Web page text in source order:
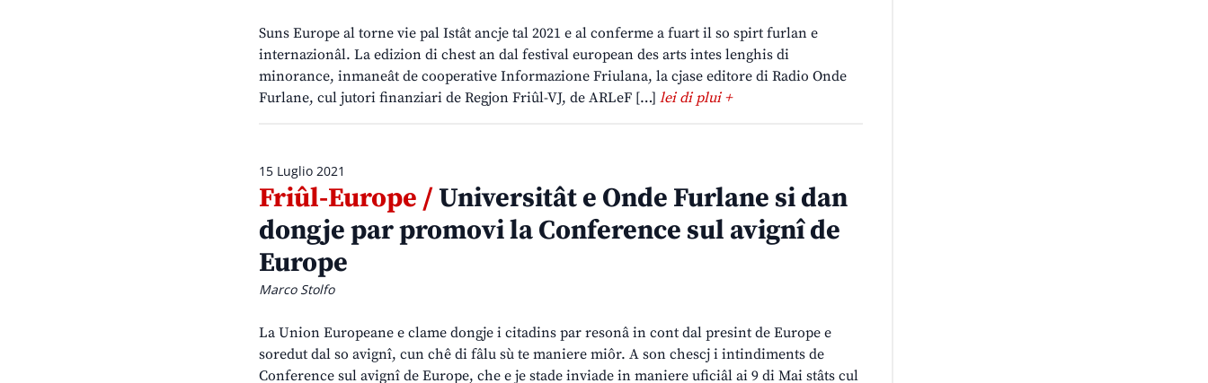
Suns Europe al torne vie pal Istât ancje tal 2021 e al conferme a fuart il so spirt furlan e
internazionâl. La edizion di chest an dal festival european des arts intes lenghis di
minorance, inmaneât de cooperative Informazione Friulana, la cjase editore di Radio Onde
Furlane, cul jutori finanziari de Regjon Friûl-VJ, de ARLeF […] lei di plui +
15 Luglio 2021
Friûl-Europe /Universitât e Onde Furlane si dan
dongje par promovi la Conference sul avignî de
Europe
Marco Stolfo
La Union Europeane e clame dongje i citadins par resonâ in cont dal presint de Europe e
soredut dal so avignî, cun chê di fâlu sù te maniere miôr. A son chescj i intindiments de
Conference sul avignî de Europe, che e je stade inviade in maniere uficiâl ai 9 di Mai stâts cul